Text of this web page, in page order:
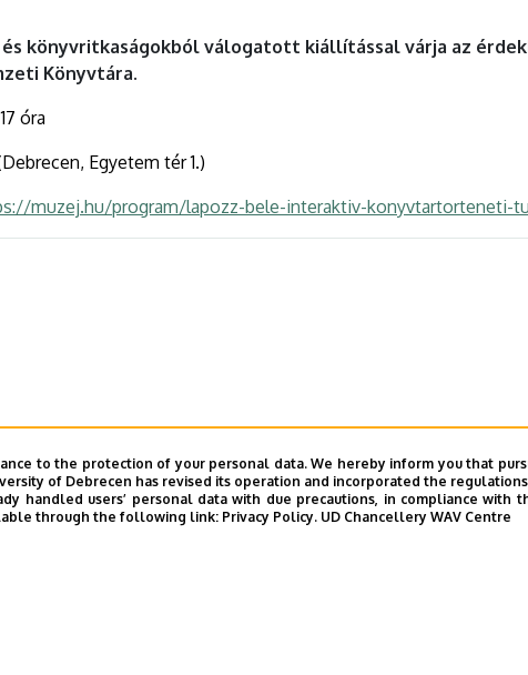
könyvritkaságokból válogatott kiállítással várja az
Könyvtára.
óra
Egyetem tér 1.)
muzej.hu/program/lapozz-bele-interaktiv-konyvtartorteneti-
to the protection of your personal data. We hereby inform you that
of Debrecen has revised its operation and incorporated the
handled users’ personal data with due precautions, in compliance
through the following link: Privacy Policy. UD Chancellery WAV Centre